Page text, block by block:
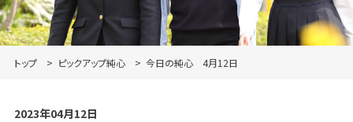
トップ ピックアップ純心 今日の純心 4月12日
2023年04月12日